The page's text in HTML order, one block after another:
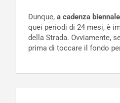
Dunque, a cadenza
quei periodi di 24 mesi, è
della Strada. Ovviamente,
prima di toccare il fondo